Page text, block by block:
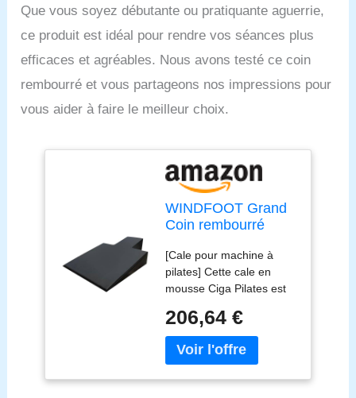
Que vous soyez débutante ou pratiquante aguerrie,
ce produit est idéal pour rendre vos séances plus
efficaces et agréables. Nous avons testé ce coin
rembourré et vous partageons nos impressions pour
vous aider à faire le meilleur choix.
WINDFOOT Grand
Coin rembourré
Pilates, équipement
de Fitness pour
Pilates, Accessoires
pour Exercices au
Sol, idéal pour la
Maison et Le Studio.
[Cale pour machine à
pilates] Cette cale en
mousse Ciga Pilates est
les entraînements de
Pilates à domicile, elle
vous aide à développer et
206,64 €